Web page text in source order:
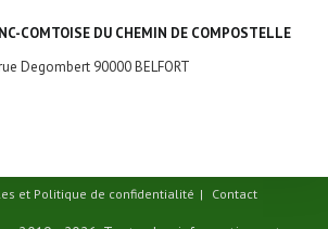
COMTOISE DU CHEMIN DE COMPOSTELLE
Degombert 90000 BELFORT
et Politique de confidentialité Contact